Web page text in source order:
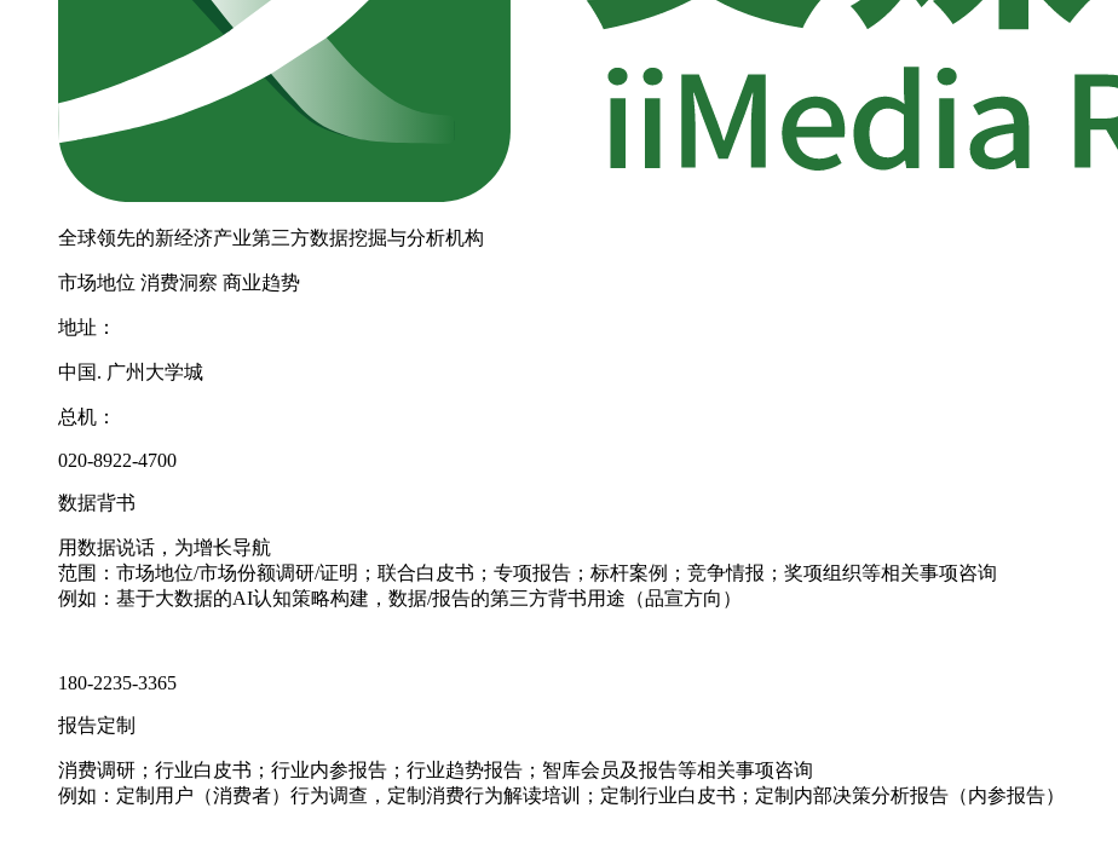
全球领先的新经济产业第三方数据挖掘与分析机构
市场地位 消费洞察 商业趋势
地址：
中国. 广州大学城
总机：
020-8922-4700
数据背书
用数据说话，为增长导航
范围：市场地位/市场份额调研/证明；联合白皮书；专项报告；标杆案例；竞争情报；奖项组织等相关事项咨询
例如：基于大数据的AI认知策略构建，数据/报告的第三方背书用途（品宣方向）
180-2235-3365
报告定制
消费调研；行业白皮书；行业内参报告；行业趋势报告；智库会员及报告等相关事项咨询
例如：定制用户（消费者）行为调查，定制消费行为解读培训；定制行业白皮书；定制内部决策分析报告（内参报告）